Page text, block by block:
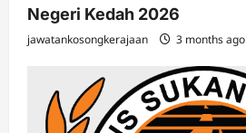
Negeri Kedah 2026
jawatankosongkerajaan 3 months ago